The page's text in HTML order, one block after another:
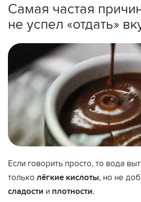
Самая частая
не успел «отдать»
Если говорить просто, то вода
только лёгкие кислоты, но не
сладости и плотности.